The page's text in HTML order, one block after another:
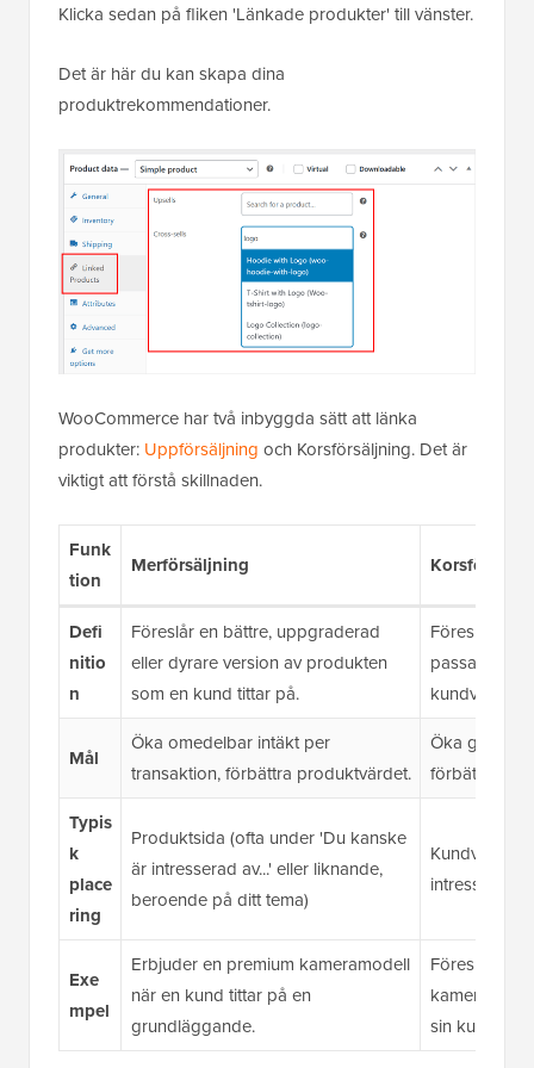
Klicka sedan på fliken 'Länkade produkter' till vänster.
Det är här du kan skapa dina
produktrekommendationer.
WooCommerce har två inbyggda sätt att länka
produkter: Uppförsäljning och Korsförsäljning. Det är
viktigt att förstå skillnaden.
Funk
tion
Merförsäljning
Defi
nitio
n
Föreslår en bättre, uppgraderad
eller dyrare version av produkten
som en kund tittar på.
Föreslår
passar bra
kundvagnen
Mål
Öka omedelbar intäkt per
transaktion, förbättra produktvärdet.
Öka
förbättra
Typis
k
place
ring
Produktsida (ofta under 'Du kanske
är intresserad av...' eller liknande,
beroende på ditt tema)
intresserad
Exe
mpel
Erbjuder en premium kameramodell
när en kund tittar på en
grundläggande.
Föreslår ett
sin